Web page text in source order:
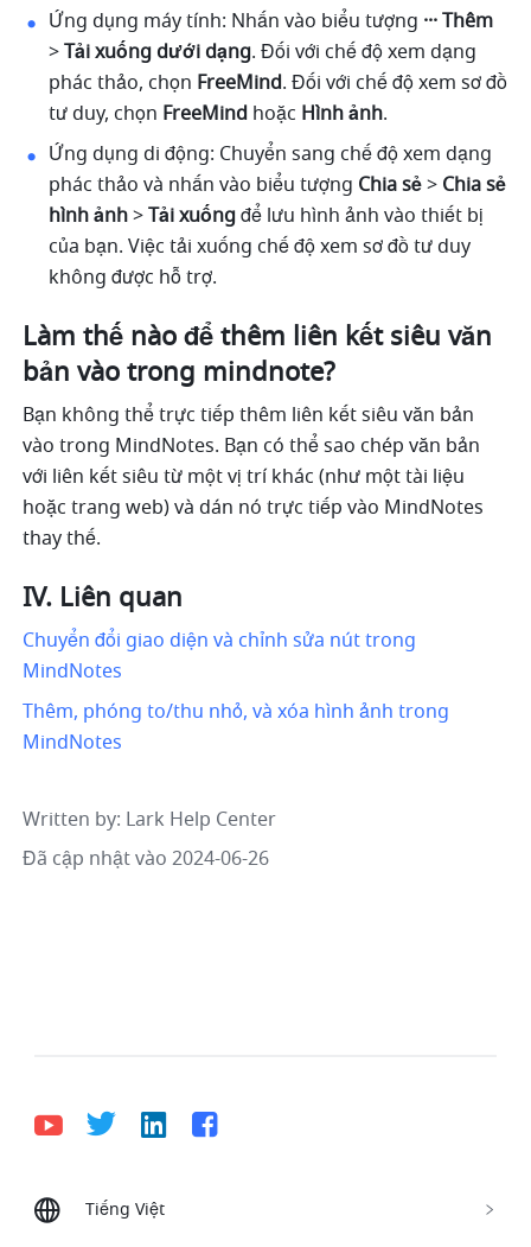
Ứng dụng máy tính: Nhấn vào biểu tượng ···Thêm
> Tải xuống dưới dạng. Đối với chế độ xem dạng
phác thảo, chọn FreeMind. Đối với chế độ xem sơ đồ
tư duy, chọn FreeMind hoặc Hình ảnh.
Ứng dụng di động: Chuyển sang chế độ xem dạng
phác thảo và nhấn vào biểu tượng Chia sẻ > Chia sẻ
hình ảnh > Tải xuống để lưu hình ảnh vào thiết bị
của bạn. Việc tải xuống chế độ xem sơ đồ tư duy
không được hỗ trợ.
Làm thế nào để thêm liên kết siêu văn
bản vào trong mindnote?
Bạn không thể trực tiếp thêm liên kết siêu văn bản
vào trong MindNotes. Bạn có thể sao chép văn bản
với liên kết siêu từ một vị trí khác (như một tài liệu
hoặc trang web) và dán nó trực tiếp vào MindNotes
thay thế.
IV. Liên quan
Chuyển đổi giao diện và chỉnh sửa nút trong
MindNotes
Thêm, phóng to/thu nhỏ, và xóa hình ảnh trong
MindNotes
Written by: Lark Help Center
Đã cập nhật vào 2024-06-26
Tiếng Việt